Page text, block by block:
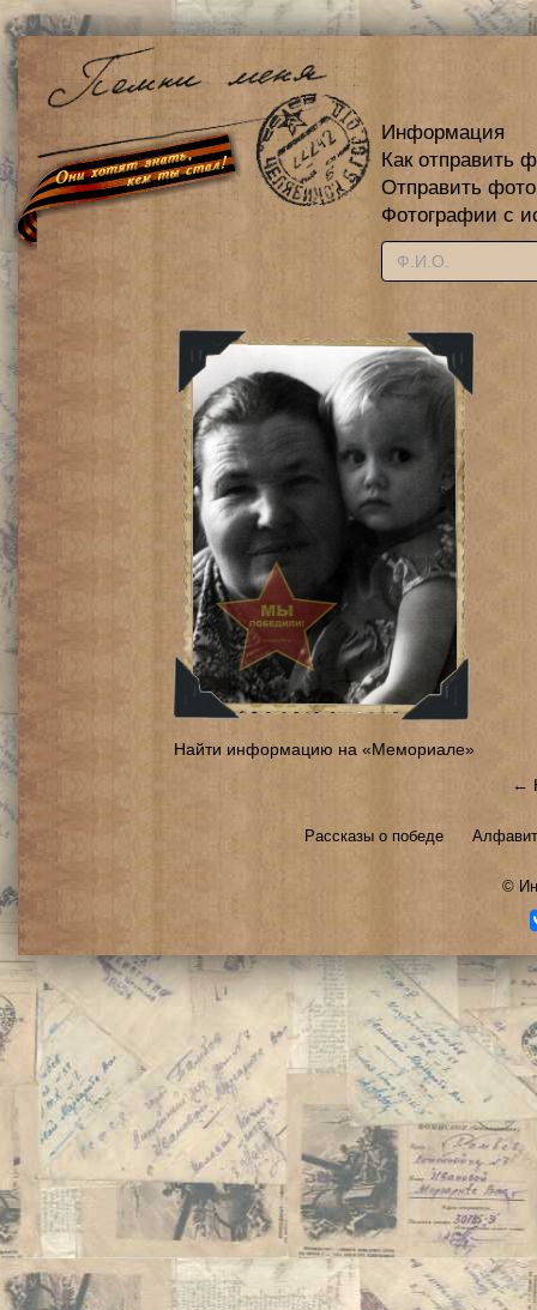
Информация
Как отправить
Отправить
Фотографии с
Найти информацию на «Мемориале»
←
Рассказы о победе
©